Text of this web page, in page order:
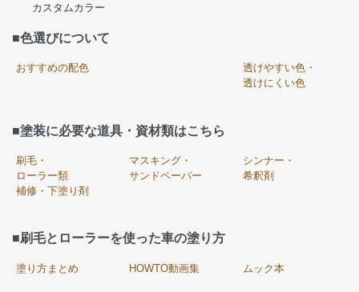
カスタムカラー
■色選びについて
おすすめの配色
透けやすい色・
透けにくい色
■塗装に必要な道具・資材類はこちら
刷毛・
ローラー類
マスキング・
サンドペーパー
シンナー・
希釈剤
補修・下塗り剤
■刷毛とローラーを使った車の塗り方
塗り方まとめ HOWTO動画集 ムック本